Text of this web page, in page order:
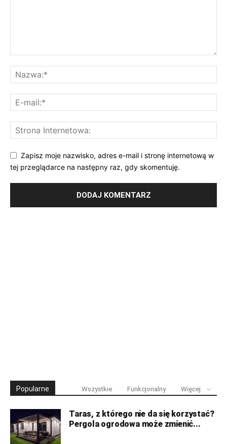
Zapisz moje nazwisko, adres e-mail i stronę internetową w
tej przeglądarce na następny raz, gdy skomentuję.
Popularne Wszystkie Funkcjonalny Więcej
Taras, z którego nie da się korzystać?
Pergola ogrodowa może zmienić...